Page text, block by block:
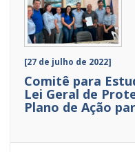
[27 de julho de 2022]
Comitê para
Lei Geral de
Plano de Ação